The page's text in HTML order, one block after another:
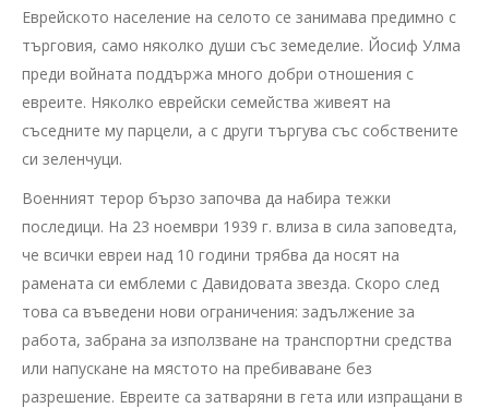
Еврейското население на селото се занимава предимно с
търговия, само няколко души със земеделие. Йосиф Улма
преди войната поддържа много добри отношения с
евреите. Няколко еврейски семейства живеят на
съседните му парцели, а с други търгува със собствените
си зеленчуци.
Военният терор бързо започва да набира тежки
последици. На 23 ноември 1939 г. влиза в сила заповедта,
че всички евреи над 10 години трябва да носят на
рамената си емблеми с Давидовата звезда. Скоро след
това са въведени нови ограничения: задължение за
работа, забрана за използване на транспортни средства
или напускане на мястото на пребиваване без
разрешение. Евреите са затваряни в гета или изпращани в